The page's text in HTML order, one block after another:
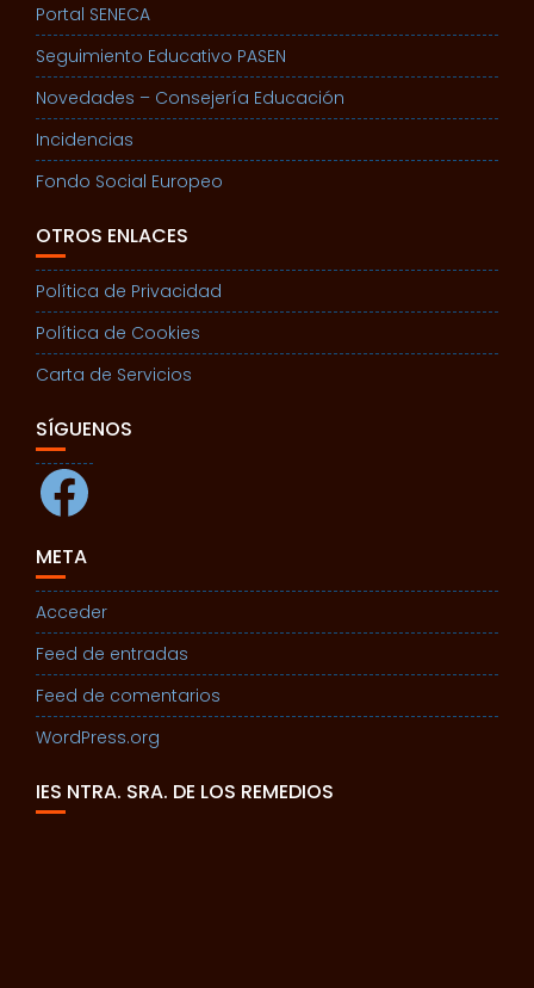
Portal SENECA
Seguimiento Educativo PASEN
Novedades – Consejería Educación
Incidencias
Fondo Social Europeo
OTROS ENLACES
Política de Privacidad
Política de Cookies
Carta de Servicios
SÍGUENOS
Facebook
META
Acceder
Feed de entradas
Feed de comentarios
WordPress.org
IES NTRA. SRA. DE LOS REMEDIOS